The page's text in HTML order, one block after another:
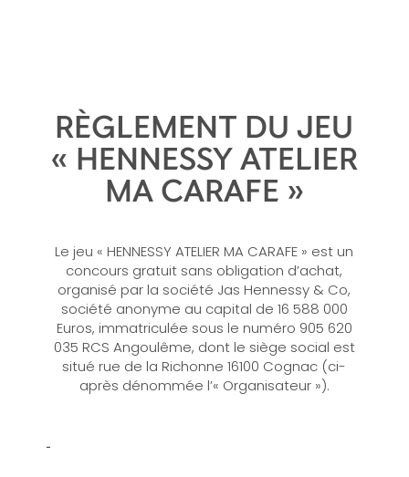
RÈGLEMENT DU JEU
« HENNESSY ATELIER
MA CARAFE »
Le jeu « HENNESSY ATELIER MA CARAFE » est un
concours gratuit sans obligation d’achat,
organisé par la société Jas Hennessy & Co,
société anonyme au capital de 16 588 000
Euros, immatriculée sous le numéro 905 620
035 RCS Angoulême, dont le siège social est
situé rue de la Richonne 16100 Cognac (ci-
après dénommée l’« Organisateur »).
-